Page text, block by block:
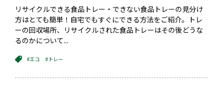
リサイクルできる食品トレー・できない食品トレーの見分け
方はとても簡単！自宅でもすぐにできる方法をご紹介。トレ
ーの回収場所、リサイクルされた食品トレーはその後どうな
るのかについて...
#エコ #トレー